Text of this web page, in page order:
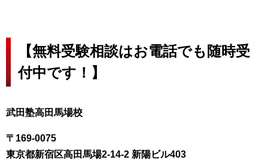
【無料受験相談はお電話でも随時受
付中です！】
武田塾高田馬場校
〒169-0075
東京都新宿区高田馬場2-14-2 新陽ビル403